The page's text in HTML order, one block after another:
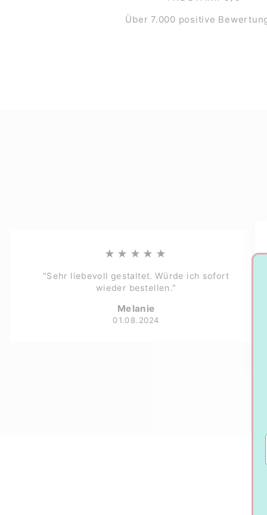
Über 7.000 positive
★★★★★
"Sehr liebevoll gestaltet. Würde ich sofort
wieder bestellen."
Melanie
01.08.2024